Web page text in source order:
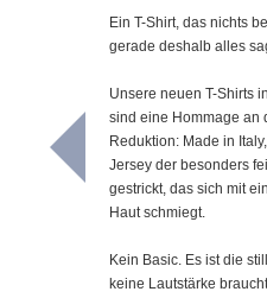
Ein T-Shirt, das nichts
gerade deshalb alles
Unsere neuen T-Shirts
sind eine Hommage an
Reduktion: Made in
Jersey der besonders
gestrickt, das sich mit
Haut schmiegt.
Kein Basic. Es ist die
keine Lautstärke